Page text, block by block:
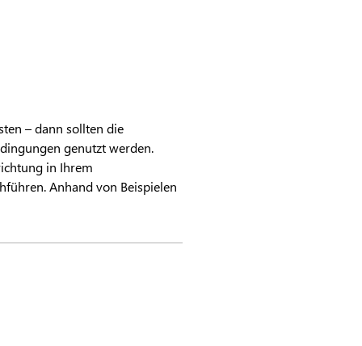
– dann sollten die
genutzt werden.
in Ihrem
Anhand von Beispielen